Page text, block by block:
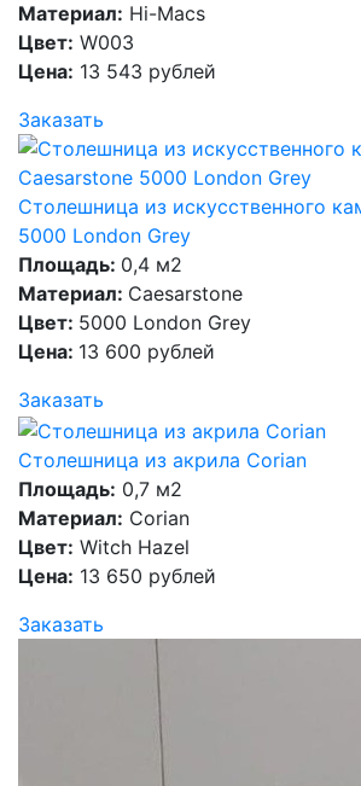
Материал: Hi-Macs
Цвет: W003
Цена: 13 543 рублей
Заказать
Столешница из искусственного
5000 London Grey
Площадь: 0,4 м2
Материал: Caesarstone
Цвет: 5000 London Grey
Цена: 13 600 рублей
Заказать
Столешница из акрила Corian
Площадь: 0,7 м2
Материал: Corian
Цвет: Witch Hazel
Цена: 13 650 рублей
Заказать